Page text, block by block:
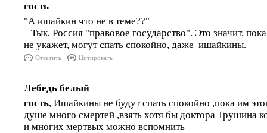
гость
"А ишайкин что не в теме??"
Тык, Россия "правовое государство". Это значит,
не укажет, могут спать спокойно, даже ишайкины.
Ответить Цитировать
Лебедь белый
гость, Ишайкины не будут спать спокойно ,пока им
душе много смертей ,взять хотя бы доктора Трушина
и многих мертвых можно вспомнить